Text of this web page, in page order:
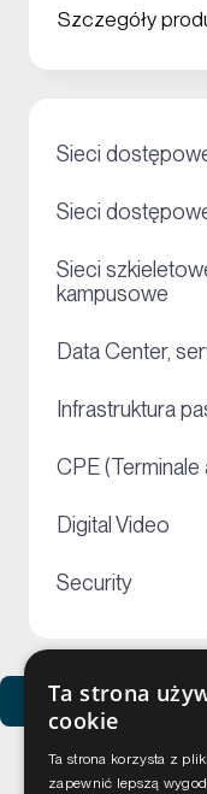
Szczegóły
Sieci
Sieci
Sieci
kampusowe
Data Center,
Infrastruktura
CPE (Terminale
Digital Video
Security
Ta strona
cookie
Ta strona korzysta z
zapewnić lepszą